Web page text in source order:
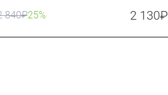
840₽25% 2 130₽